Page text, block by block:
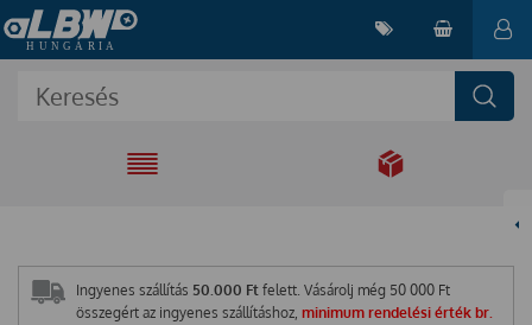
EGYÜTT A
Ingyenes szállítás 50.000 Ft felett. Vásárolj még 50 000 Ft
összegért az ingyenes szállításhoz, minimum rendelési érték br.